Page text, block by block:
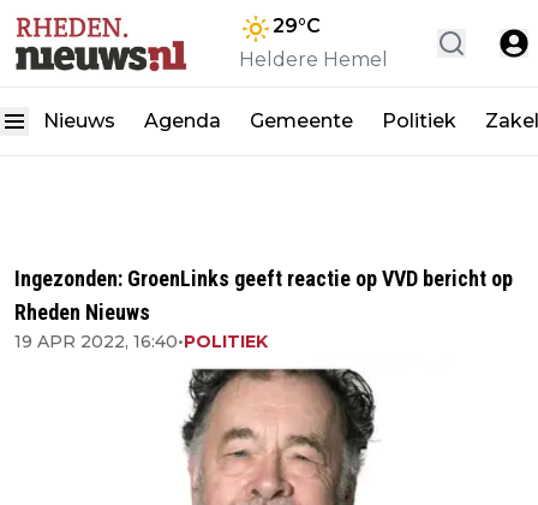
29°C
Heldere Hemel
Nieuws Agenda Gemeente Politiek
Ingezonden: GroenLinks geeft reactie op VVD bericht op
Rheden Nieuws
19 APR 2022, 16:40•POLITIEK